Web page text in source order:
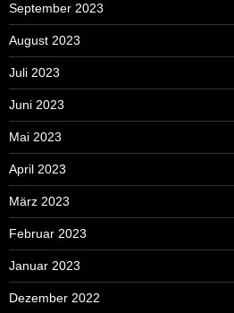
September 2023
August 2023
Juli 2023
Juni 2023
Mai 2023
April 2023
März 2023
Februar 2023
Januar 2023
Dezember 2022